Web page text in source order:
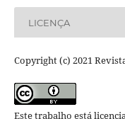
LICENÇA
Copyright (c) 2021
Este trabalho está